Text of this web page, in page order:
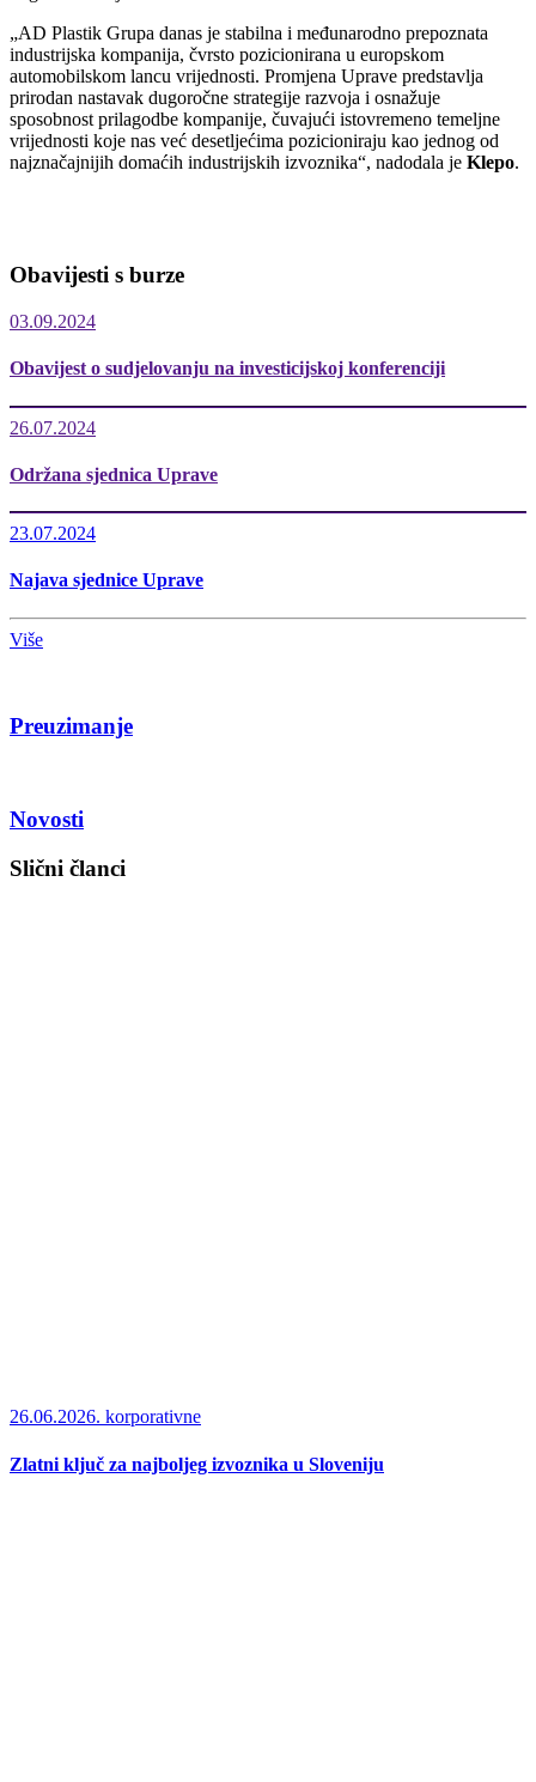
„AD Plastik Grupa danas je stabilna i međunarodno prepoznata
industrijska kompanija, čvrsto pozicionirana u europskom
automobilskom lancu vrijednosti. Promjena Uprave predstavlja
prirodan nastavak dugoročne strategije razvoja i osnažuje
sposobnost prilagodbe kompanije, čuvajući istovremeno temeljne
vrijednosti koje nas već desetljećima pozicioniraju kao jednog od
najznačajnijih domaćih industrijskih izvoznika“, nadodala je Klepo.
Obavijesti s burze
03.09.2024
Obavijest o sudjelovanju na investicijskoj konferenciji
26.07.2024
Održana sjednica Uprave
23.07.2024
Najava sjednice Uprave
Više
Preuzimanje
Novosti
Slični članci
26.06.2026. korporativne
Zlatni ključ za najboljeg izvoznika u Sloveniju